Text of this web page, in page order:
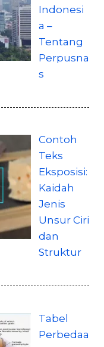
Indonesi
a –
Tentang
Perpusna
s
Contoh
Teks
Eksposisi:
Kaidah
Jenis
Unsur Ciri
dan
Struktur
Tabel
Perbedaa